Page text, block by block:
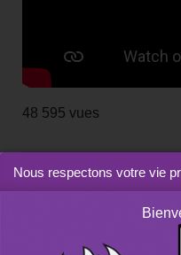
48 595 vues
Nous respectons votre vie